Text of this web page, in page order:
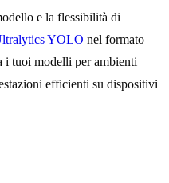
e la flessibilità di
YOLO nel formato
i tuoi modelli per ambienti
efficienti su dispositivi